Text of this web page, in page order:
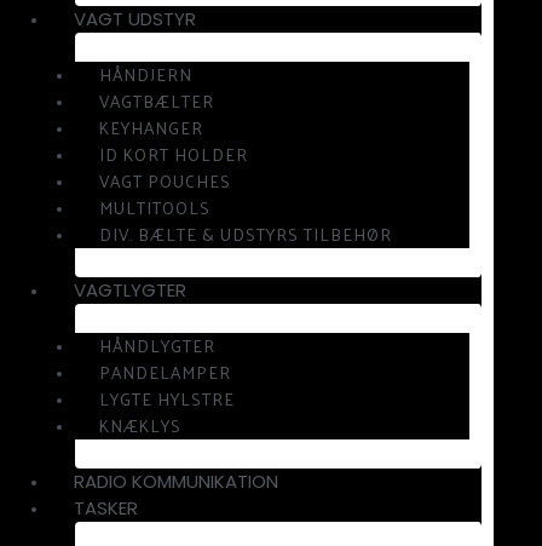
VAGT UDSTYR
HÅNDJERN
VAGTBÆLTER
KEYHANGER
ID KORT HOLDER
VAGT POUCHES
MULTITOOLS
DIV. BÆLTE & UDSTYRS TILBEHØR
VAGTLYGTER
HÅNDLYGTER
PANDELAMPER
LYGTE HYLSTRE
KNÆKLYS
RADIO KOMMUNIKATION
TASKER